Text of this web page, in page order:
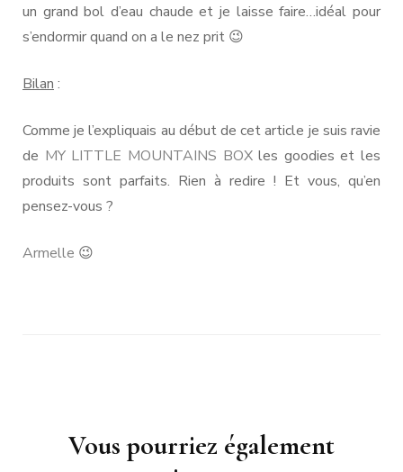
un grand bol d’eau chaude et je laisse faire…idéal pour
s’endormir quand on a le nez prit 😉
Bilan :
Comme je l’expliquais au début de cet article je suis ravie
de MY LITTLE MOUNTAINS BOXles goodies et les
produits sont parfaits. Rien à redire ! Et vous, qu’en
pensez-vous ?
Armelle 😉
Navigation
Vous pourriez également